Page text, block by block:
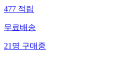
477적립
무료배송
21명구매중